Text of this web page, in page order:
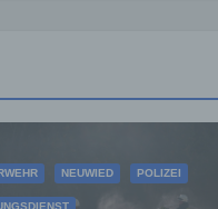
NEUWIED POLIZEI